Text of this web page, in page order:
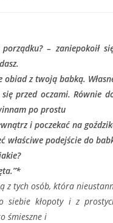
porządku? – zaniepokoił
obiad z twoją babką.
przed oczami. Równie
po prostu
i poczekać na
właściwe podejście do
z tych osób, która
siebie kłopoty i z
śmieszne i